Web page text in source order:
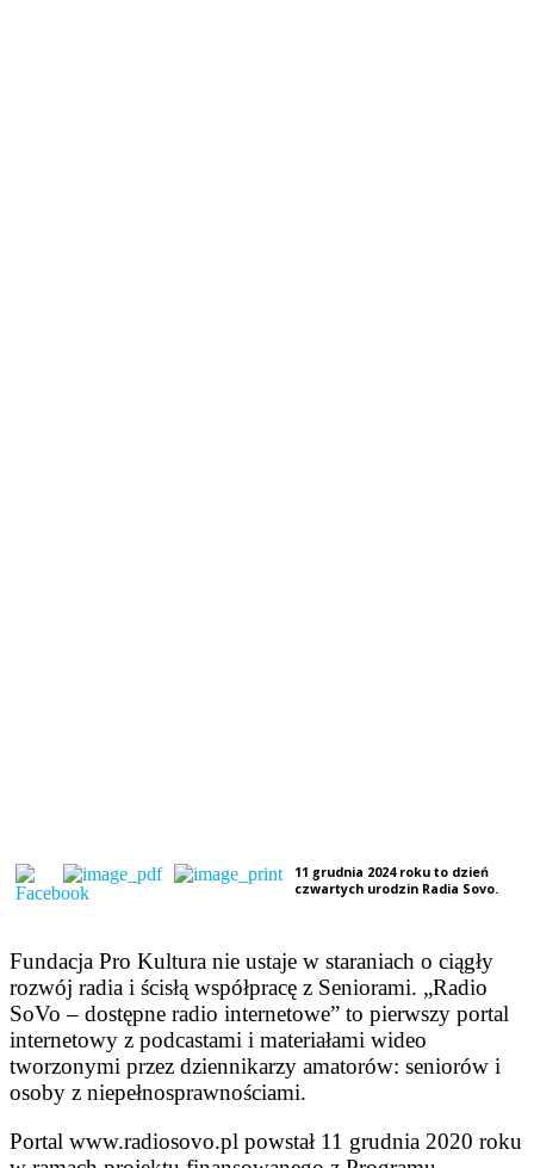
11 grudnia 2024 roku to dzień
czwartych urodzin Radia Sovo.
Fundacja Pro Kultura nie ustaje w staraniach o ciągły
rozwój radia i ścisłą współpracę z Seniorami. „Radio
SoVo – dostępne radio internetowe” to pierwszy portal
internetowy z podcastami i materiałami wideo
tworzonymi przez dziennikarzy amatorów: seniorów i
osoby z niepełnosprawnościami.
Portal www.radiosovo.pl powstał 11 grudnia 2020 roku